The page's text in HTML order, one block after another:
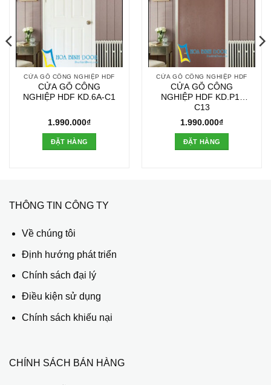
CỬA GỖ CÔNG NGHIỆP HDF
CỬA GỖ CÔNG
NGHIỆP HDF KD.6A-C1
1.990.000₫
ĐẶT HÀNG
CỬA GỖ CÔNG NGHIỆP HDF
CỬA GỖ CÔNG
NGHIỆP HDF KD.P1-
C13
1.990.000₫
ĐẶT HÀNG
THÔNG TIN CÔNG TY
Về chúng tôi
Định hướng phát triển
Chính sách đại lý
Điều kiện sử dụng
Chính sách khiếu nại
CHÍNH SÁCH BÁN HÀNG